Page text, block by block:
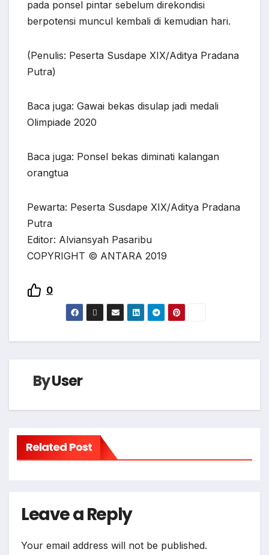
pada ponsel pintar sebelum direkondisi
berpotensi muncul kembali di kemudian hari.
(Penulis: Peserta Susdape XIX/Aditya Pradana
Putra)
Baca juga: Gawai bekas disulap jadi medali
Olimpiade 2020
Baca juga: Ponsel bekas diminati kalangan
orangtua
Pewarta: Peserta Susdape XIX/Aditya Pradana
Putra
Editor: Alviansyah Pasaribu
COPYRIGHT © ANTARA 2019
0
ByUser
Related Post
Leave a Reply
Your email address will not be published.